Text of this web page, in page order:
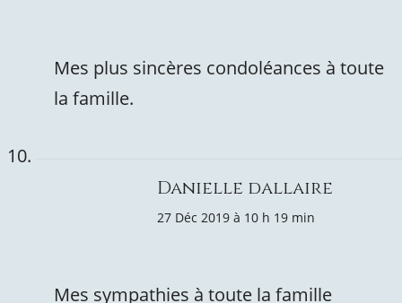
Mes plus sincères condoléances à toute
la famille.
Danielle dallaire
27 Déc 2019 à 10 h 19 min
Mes sympathies à toute la famille